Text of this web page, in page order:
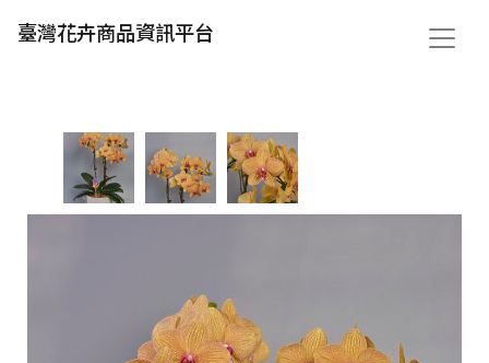
臺灣花卉商品資訊平台